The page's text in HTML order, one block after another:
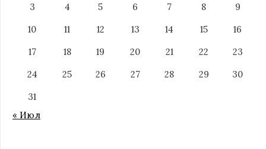
3
4 5 6 7 8
9
10
11 12 13 14 15
16
17
18 19 20 21 22
23
24
25 26 27 28 29
30
31
« Июл